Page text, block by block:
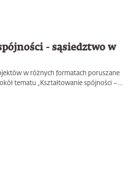
- sąsiedztwo w
w różnych formatach poruszane
tematu „Kształtowanie spójności –…